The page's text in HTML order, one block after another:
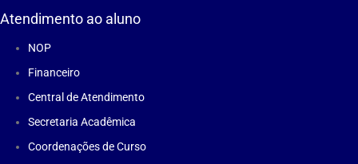
Atendimento ao aluno
NOP
Financeiro
Central de Atendimento
Secretaria Acadêmica
Coordenações de Curso